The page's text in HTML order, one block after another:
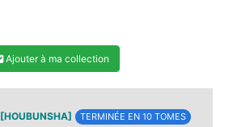
Ajouter à ma collection
[HOUBUNSHA] TERMINÉE EN 10 TOMES